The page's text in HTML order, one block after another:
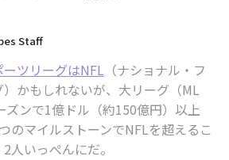
Staff
ツリーグはNFL（ナショナル・フ
かもしれないが、大リーグ（ML
ズンで1億ドル（約150億円）以上
のマイルストーンでNFLを超えるこ
人いっぺんにだ。